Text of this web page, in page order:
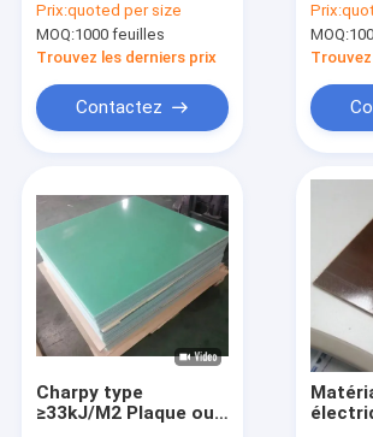
électrique
Résistance à la
compression
Prix:quoted per size
MOQ:1000 feuilles
Trouvez les derniers prix
Contactez
Prix:
MOQ:
Charpy type
≥33kJ/M2 Plaque ou